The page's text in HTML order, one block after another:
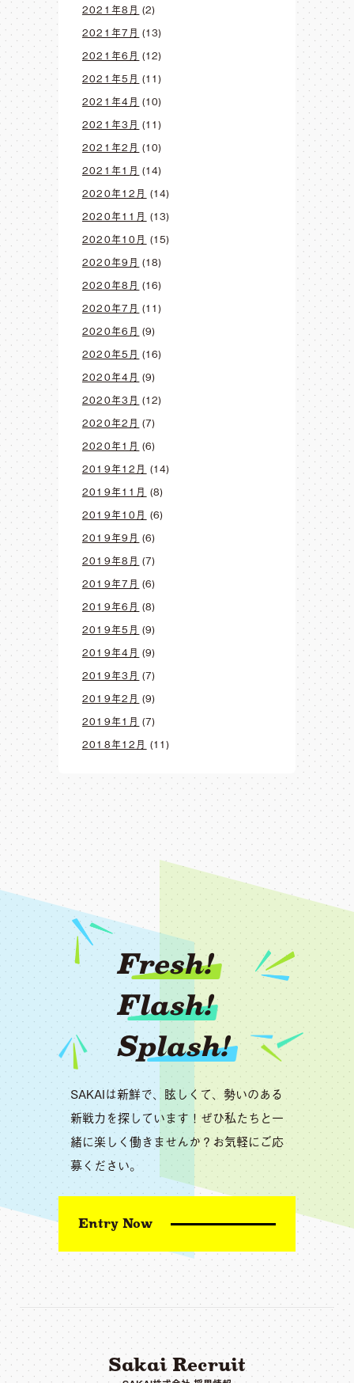
2021年8月 (2)
2021年7月 (13)
2021年6月 (12)
2021年5月 (11)
2021年4月 (10)
2021年3月 (11)
2021年2月 (10)
2021年1月 (14)
2020年12月 (14)
2020年11月 (13)
2020年10月 (15)
2020年9月 (18)
2020年8月 (16)
2020年7月 (11)
2020年6月 (9)
2020年5月 (16)
2020年4月 (9)
2020年3月 (12)
2020年2月 (7)
2020年1月 (6)
2019年12月 (14)
2019年11月 (8)
2019年10月 (6)
2019年9月 (6)
2019年8月 (7)
2019年7月 (6)
2019年6月 (8)
2019年5月 (9)
2019年4月 (9)
2019年3月 (7)
2019年2月 (9)
2019年1月 (7)
2018年12月 (11)
Fresh!
Flash!
Splash!
SAKAIは新鮮で、眩しくて、勢いのある
新戦力を探しています！ぜひ私たちと一
緒に楽しく働きませんか？お気軽にご応
募ください。
Entry Now
Sakai Recruit